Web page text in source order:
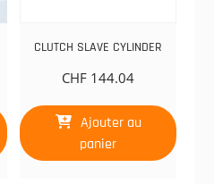
CLUTCH SLAVE CYLINDER
CHF 144.04
Ajouter au
panier